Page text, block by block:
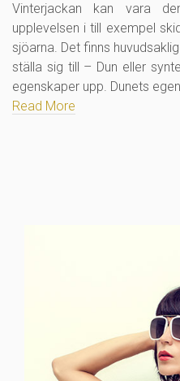
Vinterjackan kan vara
upplevelsen i till exempel
sjöarna. Det finns
ställa sig till – Dun eller
egenskaper upp. Dunets
Read More